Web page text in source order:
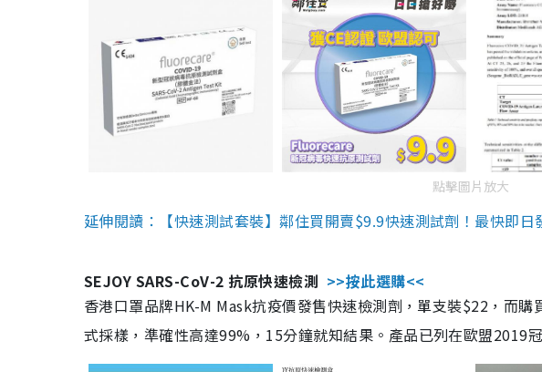
點擊圖片放大
延伸閱讀：【快速測試套裝】鄰住買開賣$9.9快速測試劑！最快即日
SEJOY SARS-CoV-2 抗原快速檢測 >>按此選購<<
香港口罩品牌HK-M Mask抗疫價發售快速檢測劑，單支裝$22，而
式採樣，準確性高達99%，15分鐘就知結果。產品已列在歐盟2019